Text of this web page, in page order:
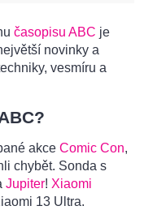
časopisu ABC je
novinky a
vesmíru a
akce Comic Con,
chybět. Sonda s
Jupiter! Xiaomi
13 Ultra.